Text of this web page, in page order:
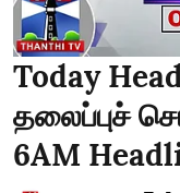
Today
தலைப்புச்
6AM